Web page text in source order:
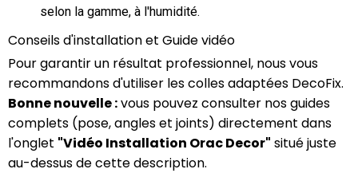
selon la gamme, à l'humidité.
Conseils d'installation et Guide vidéo
Pour garantir un résultat professionnel, nous vous
recommandons d'utiliser les colles adaptées DecoFix.
Bonne nouvelle :vous pouvez consulter nos guides
complets (pose, angles et joints) directement dans
l'onglet "Vidéo Installation Orac Decor" situé juste
au-dessus de cette description.